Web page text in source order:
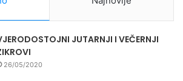
JUTARNJI I VEČERNJI
26/05/2020